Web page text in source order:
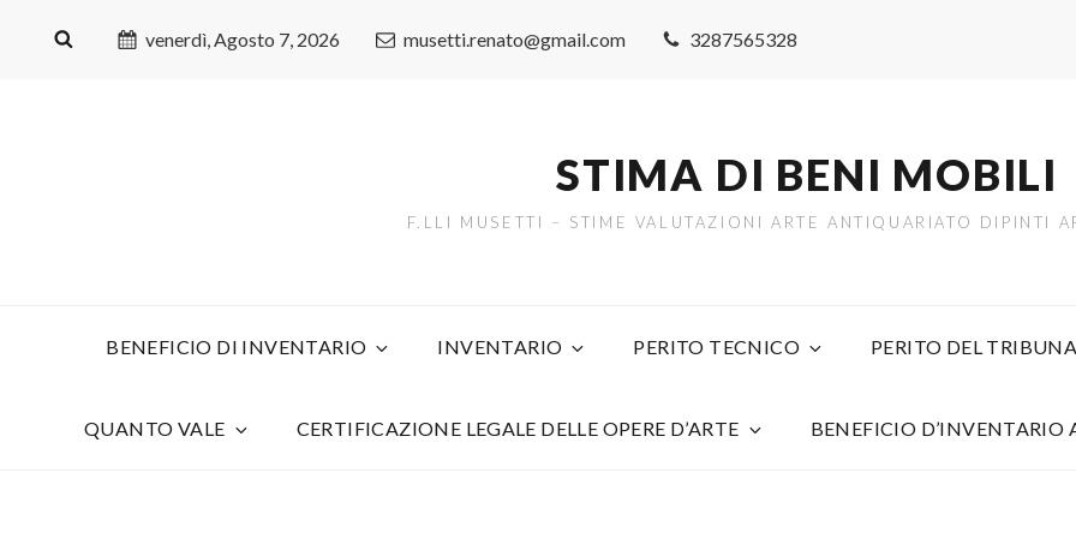
venerdì, Agosto 7, 2026 musetti.renato@gmail.com 3287565328
STIMA DI BENI MOBILI
F.LLI MUSETTI – STIME VALUTAZIONI ARTE ANTIQUARIATO DIPINTI
BENEFICIO DI INVENTARIO INVENTARIO PERITO TECNICO PERITO DEL
QUANTO VALE CERTIFICAZIONE LEGALE DELLE OPERE D’ARTE BENEFICIO D’INVENTARIO